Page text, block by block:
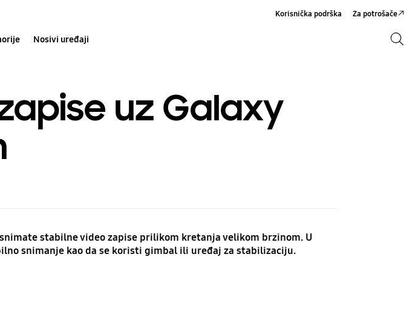
Nosivi uređaji
Korisnička podrška Za potrošače
uz Galaxy
stabilne video zapise prilikom kretanja velikom brzinom. U
snimanje kao da se koristi gimbal ili uređaj za stabilizaciju.